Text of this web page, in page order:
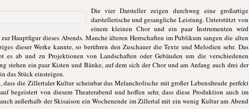
Die vier Darsteller zeigen durchweg eine großartige
darstellerische und gesangliche Leistung. Unterstützt von
einem kleinen Chor und ein paar Instrumenten wird
Hauptfigur dieses Abends. Manche älteren Herrschaften im Publikum sangen die alten
dieser Werke kannte, so berühren den Zuschauer die Texte und Melodien sehr. Das
ab und zu Projektionen von Landschaften oder Gebäuden um die verschiedenen
stehen ein paar Kisten und Bänke, auf dem sich der Chor und am Anfang auch drei der
das Stück einsteigen.
die Zillertaler Kultur scheinbar das Melancholische mit großer Lebensfreude perfekt
begeistert von diesem Theaterabend und hoffen sehr, dass diese Produktion auch im
außerhalb der Skisaison ein Wochenende im Zillertal mit ein wenig Kultur am Abend